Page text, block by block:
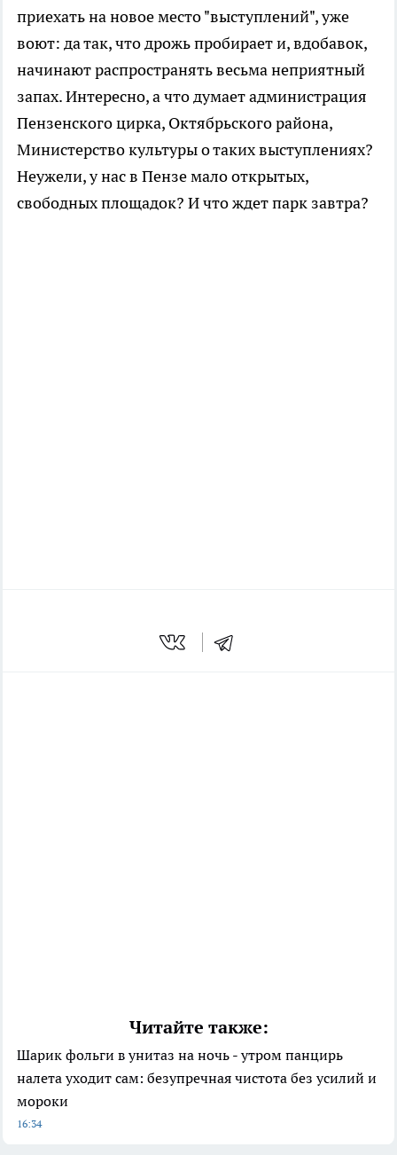
приехать на новое место "выступлений", уже
воют: да так, что дрожь пробирает и, вдобавок,
начинают распространять весьма неприятный
запах. Интересно, а что думает администрация
Пензенского цирка, Октябрьского района,
Министерство культуры о таких выступлениях?
Неужели, у нас в Пензе мало открытых,
свободных площадок? И что ждет парк завтра?
Читайте также:
Шарик фольги в унитаз на ночь - утром панцирь
налета уходит сам: безупречная чистота без усилий и
мороки
16:34